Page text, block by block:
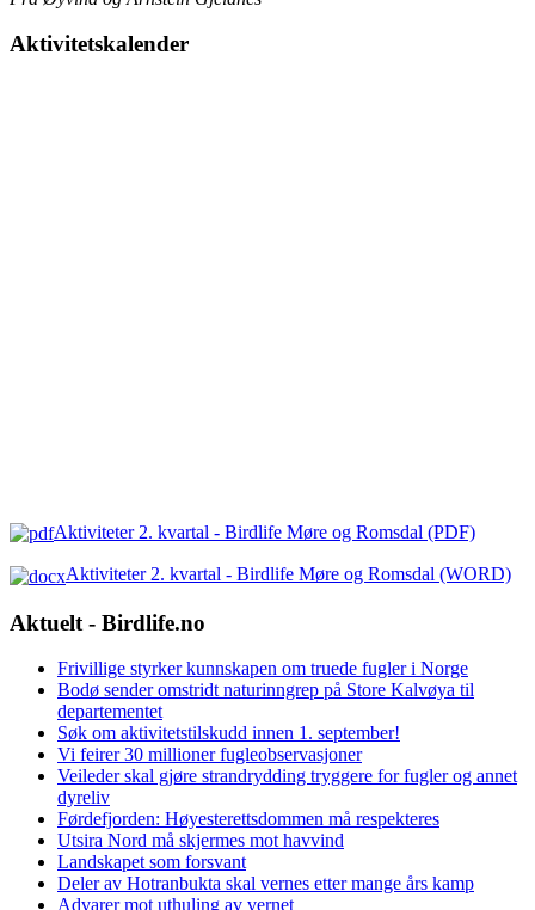
Aktivitetskalender
Aktiviteter 2. kvartal - Birdlife Møre og Romsdal (PDF)
Aktiviteter 2. kvartal - Birdlife Møre og Romsdal (WORD)
Aktuelt - Birdlife.no
Frivillige styrker kunnskapen om truede fugler i Norge
Bodø sender omstridt naturinngrep på Store Kalvøya til
departementet
Søk om aktivitetstilskudd innen 1. september!
Vi feirer 30 millioner fugleobservasjoner
Veileder skal gjøre strandrydding tryggere for fugler og annet
dyreliv
Førdefjorden: Høyesterettsdommen må respekteres
Utsira Nord må skjermes mot havvind
Landskapet som forsvant
Deler av Hotranbukta skal vernes etter mange års kamp
Advarer mot uthuling av vernet